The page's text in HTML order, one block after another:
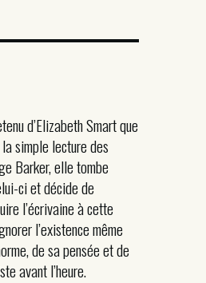
d’Elizabeth Smart que
simple lecture des
Barker, elle tombe
ci et décide de
l’écrivaine à cette
l’existence même
de sa pensée et de
avant l’heure.